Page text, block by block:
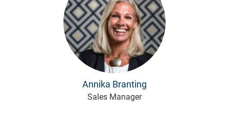
Annika Branting
Sales Manager